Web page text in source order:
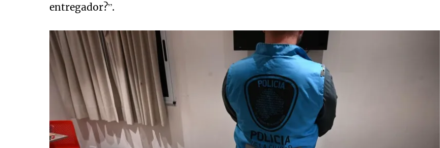
entregador?”.